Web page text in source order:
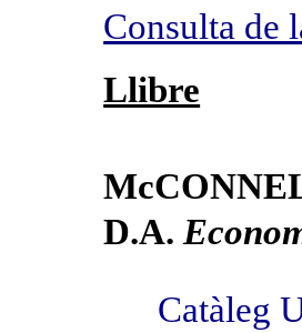
Consulta de
Llibre
D.A.
Catàleg